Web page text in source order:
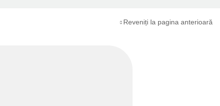
Reveniți la pagina anterioară